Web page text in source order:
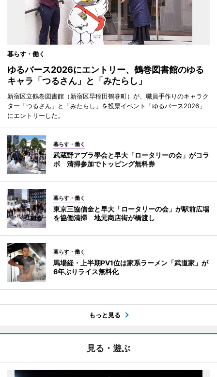
暮らす・働く
ゆるバース2026にエントリー、鶴巻図書館のゆる
キャラ「つるさん」と「みたらし」
新宿区立鶴巻図書館（新宿区早稲田鶴巻町）が、職員手作りのキャラク
ター「つるさん」と「みたらし」を投票イベント「ゆるバース2026」
にエントリーした。
暮らす・働く
武蔵野アブラ學会と早大「ロータリーの会」がコラ
ボ 清掃参加でトッピング無料券
暮らす・働く
東京三協信金と早大「ロータリーの会」が駅前広場
を協働清掃 地元商店街が橋渡し
暮らす・働く
馬場経・上半期PV1位は家系ラーメン「武道家」が
6年ぶりライス無料化
もっと見る
見る・遊ぶ